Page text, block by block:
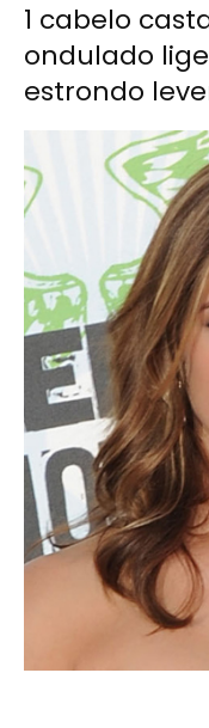
1 cabelo
ondulado
estrondo